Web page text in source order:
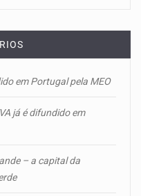
em Portugal pela MEO
já é difundido em
– a capital da